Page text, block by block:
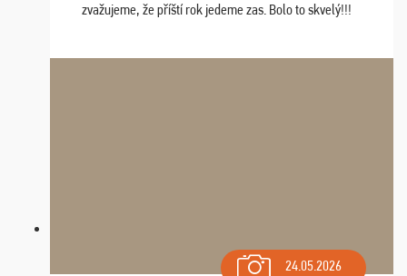
zvažujeme, že příští rok jedeme zas. Bolo to skvelý!!!
24.05.2026